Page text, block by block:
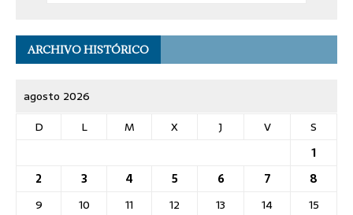
ARCHIVO HISTÓRICO
agosto 2026
D
L M X J V
S
1
2
3 4 5 6 7
8
9
10 11 12 13 14
15